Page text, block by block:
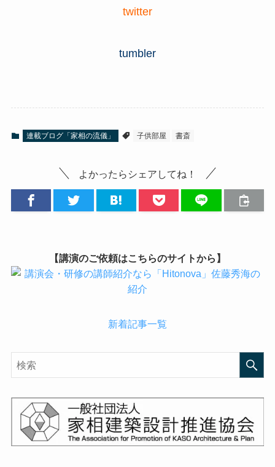
twitter
tumbler
連載ブログ「家相の流儀」 子供部屋 書斎
よかったらシェアしてね！
【講演のご依頼はこちらのサイトから】
新着記事一覧